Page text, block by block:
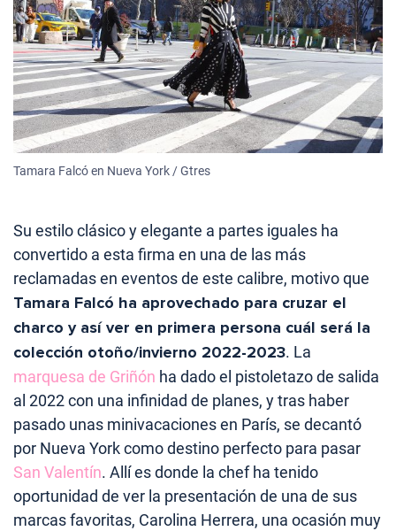
Tamara Falcó en Nueva York / Gtres
Su estilo clásico y elegante a partes iguales ha
convertido a esta firma en una de las más
reclamadas en eventos de este calibre, motivo que
Tamara Falcó ha aprovechado para cruzar el
charco y asíver en primera persona cuál será la
colección otoño/invierno 2022-2023. La
marquesa de Griñón ha dado el pistoletazo de salida
al 2022 con una infinidad de planes, y tras haber
pasado unas minivacaciones en París, se decantó
por Nueva York como destino perfecto para pasar
San Valentín. Allí es donde la chef ha tenido
oportunidad de ver la presentación de una de sus
marcas favoritas, Carolina Herrera, una ocasión muy